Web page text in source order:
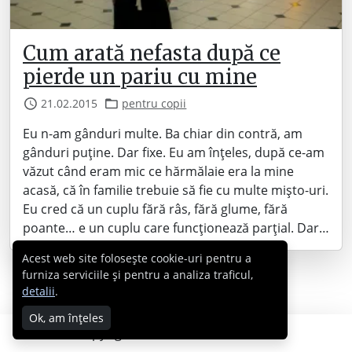
Cum arată nefasta după ce
pierde un pariu cu mine
21.02.2015 pentru copii
Eu n-am gânduri multe. Ba chiar din contră, am
gânduri puține. Dar fixe. Eu am înțeles, după ce-am
văzut când eram mic ce hărmălaie era la mine
acasă, că în familie trebuie să fie cu multe mișto-uri.
Eu cred că un cuplu fără râs, fără glume, fără
poante… e un cuplu care funcționează parțial. Dar…
Copyright © 2007 - 2026 Cabral.ro
Acest web site folosește cookie-uri pentru a
furniza serviciile și pentru a analiza traficul,
detalii.
Ok, am înțeles